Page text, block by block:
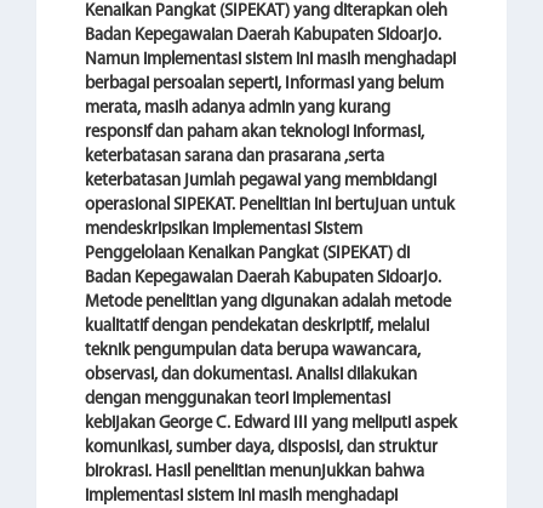
Kenaikan Pangkat (SIPEKAT) yang diterapkan oleh
Badan Kepegawaian Daerah Kabupaten Sidoarjo.
Namun implementasi sistem ini masih menghadapi
berbagai persoalan seperti, Informasi yang belum
merata, masih adanya admin yang kurang
responsif dan paham akan teknologi informasi,
keterbatasan sarana dan prasarana ,serta
keterbatasan jumlah pegawai yang membidangi
operasional SIPEKAT. Penelitian ini bertujuan untuk
mendeskripsikan implementasi Sistem
Penggelolaan Kenaikan Pangkat (SIPEKAT) di
Badan Kepegawaian Daerah Kabupaten Sidoarjo.
Metode penelitian yang digunakan adalah metode
kualitatif dengan pendekatan deskriptif, melalui
teknik pengumpulan data berupa wawancara,
observasi, dan dokumentasi. Analisi dilakukan
dengan menggunakan teori implementasi
kebijakan George C. Edward III yang meliputi aspek
komunikasi, sumber daya, disposisi, dan struktur
birokrasi. Hasil penelitian menunjukkan bahwa
implementasi sistem ini masih menghadapi